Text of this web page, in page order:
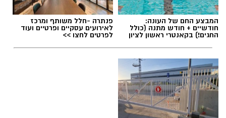
המבצע החם של העונה:
חודשיים + חודש מתנה (כולל
החגים!) בקאנטרי ראשון לציון
פנתרה -חלל משותף ומרכז
לאירועים עסקיים ופרטיים ועוד
לפרטים לחצו >>